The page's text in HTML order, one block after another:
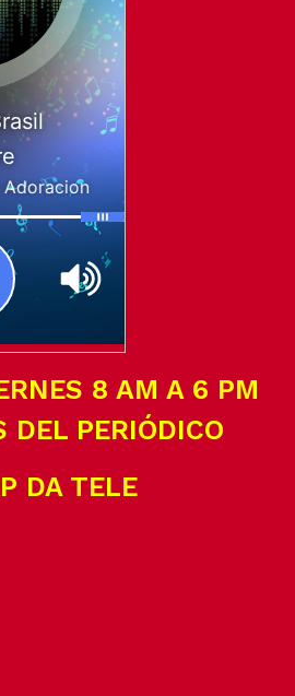
8 AM A 6 PM
DEL PERIÓDICO
DA TELE